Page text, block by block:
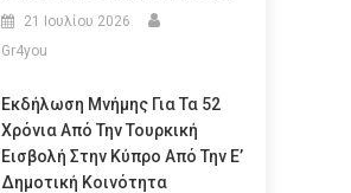
21 Ιουλίου 2026
Gr4you
Εκδήλωση Μνήμης Για Τα 52
Χρόνια Από Την Τουρκική
Εισβολή Στην Κύπρο Από Την Ε’
Δημοτική Κοινότητα